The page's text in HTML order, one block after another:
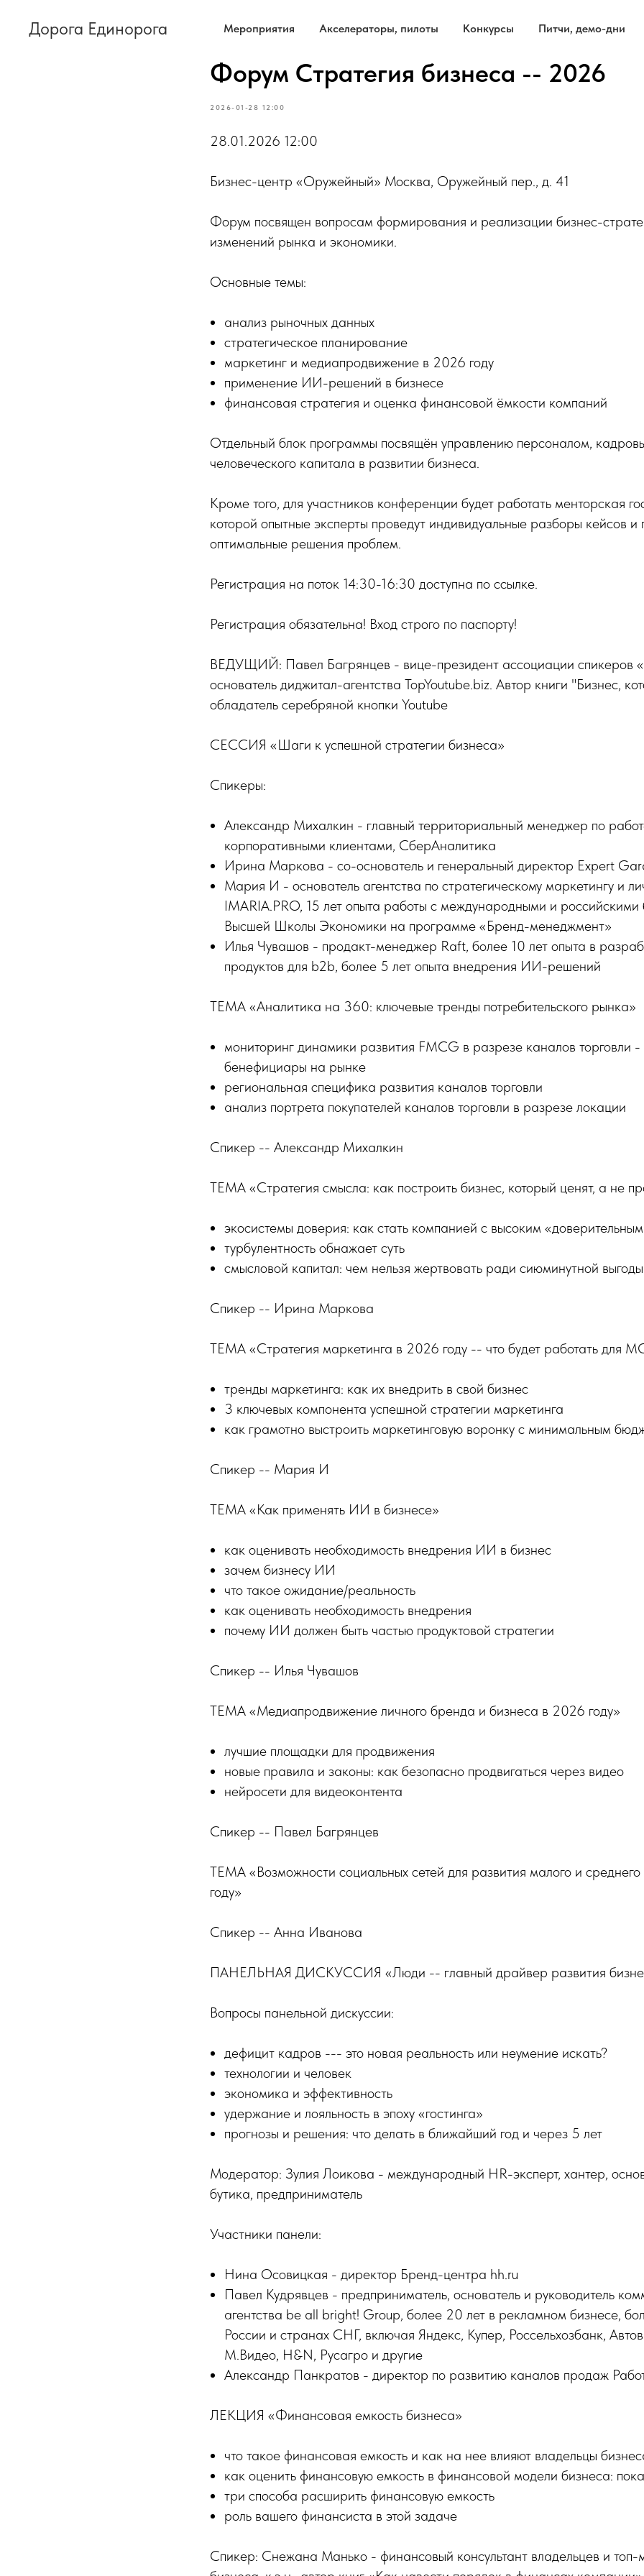
Дорога Единорога Мероприятия Акселераторы, пилоты Конкурсы Питчи, демо-дни
Форум Стратегия бизнеса -- 2026
2026-01-28 12:00
28.01.2026 12:00
Бизнес-центр «Оружейный» Москва, Оружейный пер., д. 41
Форум посвящен вопросам формирования и реализации бизнес-
изменений рынка и экономики.
Основные темы:
анализ рыночных данных
стратегическое планирование
маркетинг и медиапродвижение в 2026 году
применение ИИ-решений в бизнесе
финансовая стратегия и оценка финансовой ёмкости компаний
Отдельный блок программы посвящён управлению персоналом,
человеческого капитала в развитии бизнеса.
Кроме того, для участников конференции будет работать менторская
которой опытные эксперты проведут индивидуальные разборы кейсов и
оптимальные решения проблем.
Регистрация на поток 14:30-16:30 доступна по ссылке.
Регистрация обязательна! Вход строго по паспорту!
ВЕДУЩИЙ: Павел Багрянцев - вице-президент ассоциации
основатель диджитал-агентства TopYoutube.biz. Автор книги "Бизнес,
обладатель серебряной кнопки Youtube
СЕССИЯ «Шаги к успешной стратегии бизнеса»
Спикеры:
Александр Михалкин - главный территориальный менеджер по
корпоративными клиентами, СберАналитика
Ирина Маркова - со-основатель и генеральный директор Expert
Мария И - основатель агентства по стратегическому маркетингу и
IMARIA.PRO, 15 лет опыта работы с международными и
Высшей Школы Экономики на программе «Бренд-менеджмент»
Илья Чувашов - продакт-менеджер Raft, более 10 лет опыта в
продуктов для b2b, более 5 лет опыта внедрения ИИ-решений
ТЕМА «Аналитика на 360: ключевые тренды потребительского рынка»
мониторинг динамики развития FMCG в разрезе каналов торговли
бенефициары на рынке
региональная специфика развития каналов торговли
анализ портрета покупателей каналов торговли в разрезе локации
Спикер -- Александр Михалкин
ТЕМА «Стратегия смысла: как построить бизнес, который ценят, а не
экосистемы доверия: как стать компанией с высоким
турбулентность обнажает суть
смысловой капитал: чем нельзя жертвовать ради сиюминутной выгоды
Спикер -- Ирина Маркова
ТЕМА «Стратегия маркетинга в 2026 году -- что будет работать для
тренды маркетинга: как их внедрить в свой бизнес
3 ключевых компонента успешной стратегии маркетинга
как грамотно выстроить маркетинговую воронку с минимальным
Спикер -- Мария И
ТЕМА «Как применять ИИ в бизнесе»
как оценивать необходимость внедрения ИИ в бизнес
зачем бизнесу ИИ
что такое ожидание/реальность
как оценивать необходимость внедрения
почему ИИ должен быть частью продуктовой стратегии
Спикер -- Илья Чувашов
ТЕМА «Медиапродвижение личного бренда и бизнеса в 2026 году»
лучшие площадки для продвижения
новые правила и законы: как безопасно продвигаться через видео
нейросети для видеоконтента
Спикер -- Павел Багрянцев
ТЕМА «Возможности социальных сетей для развития малого и
году»
Спикер -- Анна Иванова
ПАНЕЛЬНАЯ ДИСКУССИЯ «Люди -- главный драйвер развития
Вопросы панельной дискуссии:
дефицит кадров --- это новая реальность или неумение искать?
технологии и человек
экономика и эффективность
удержание и лояльность в эпоху «гостинга»
прогнозы и решения: что делать в ближайший год и через 5 лет
Модератор: Зулия Лоикова - международный HR-эксперт, хантер,
бутика, предприниматель
Участники панели:
Нина Осовицкая - директор Бренд-центра hh.ru
Павел Кудрявцев - предприниматель, основатель и руководитель
агентства be all bright! Group, более 20 лет в рекламном бизнесе,
России и странах СНГ, включая Яндекс, Купер, Россельхозбанк,
М.Видео, H&N, Русагро и другие
Александр Панкратов - директор по развитию каналов продаж
ЛЕКЦИЯ «Финансовая емкость бизнеса»
что такое финансовая емкость и как на нее влияют владельцы
как оценить финансовую емкость в финансовой модели бизнеса:
три способа расширить финансовую емкость
роль вашего финансиста в этой задаче
Спикер: Снежана Манько - финансовый консультант владельцев и